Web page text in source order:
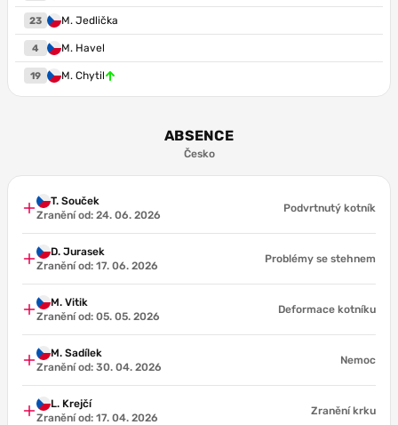
23 M. Jedlička
4 M. Havel
19 M. Chytil
ABSENCE
Česko
T. Souček
Zranění od: 24. 06. 2026
Podvrtnutý kotník
D. Jurasek
Zranění od: 17. 06. 2026
Problémy se stehnem
M. Vitik
Zranění od: 05. 05. 2026
Deformace kotníku
M. Sadílek
Zranění od: 30. 04. 2026
Nemoc
L. Krejčí
Zranění od: 17. 04. 2026
Zranění krku